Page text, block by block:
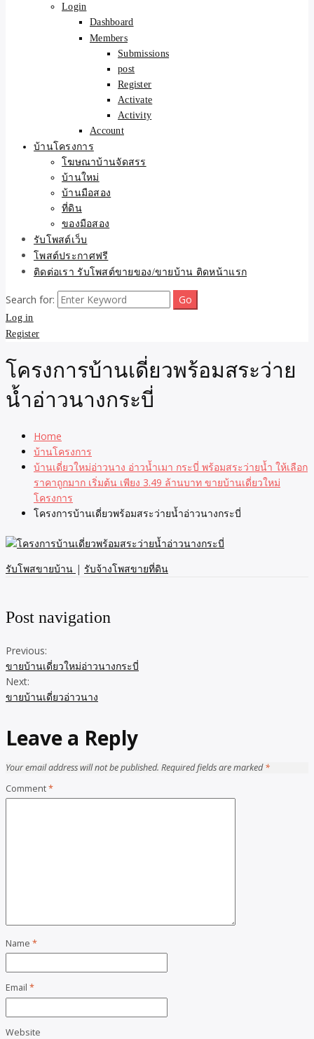
Login
Dashboard
Members
Submissions
post
Register
Activate
Activity
Account
บ้านโครงการ
โฆษณาบ้านจัดสรร
บ้านใหม่
บ้านมือสอง
ที่ดิน
ของมือสอง
รับโพสต์เว็บ
โพสต์ประกาศฟรี
ติดต่อเรา รับโพสต์ขายของ/ขายบ้าน ติดหน้าแรก
Search for:
Log in
Register
โครงการบ้านเดี่ยวพร้อมสระว่าย
น้ำอ่าวนางกระบี่
Home
บ้านโครงการ
บ้านเดี่ยวใหม่อ่าวนาง อ่าวน้ำเมา กระบี่ พร้อมสระว่ายน้ำ ให้เลือก
ราคาถูกมาก เริ่มต้น เพียง 3.49 ล้านบาท ขายบ้านเดี่ยวใหม่
โครงการ
โครงการบ้านเดี่ยวพร้อมสระว่ายน้ำอ่าวนางกระบี่
รับโพสขายบ้าน | รับจ้างโพสขายที่ดิน
Post navigation
Previous:
ขายบ้านเดี่ยวใหม่อ่าวนางกระบี่
Next:
ขายบ้านเดี่ยวอ่าวนาง
Leave a Reply
Your email address will not be published. Required fields are marked*
Comment*
Name *
Email *
Website